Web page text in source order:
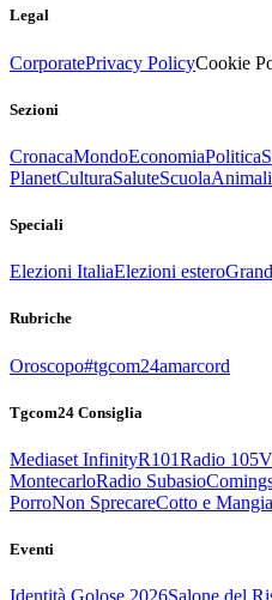
Legal
CorporatePrivacy PolicyCookie
Sezioni
CronacaMondoEconomiaPolitica
PlanetCulturaSaluteScuolaAnimali
Speciali
Elezioni ItaliaElezioni estero
Rubriche
Oroscopo#tgcom24amarcord
Tgcom24 Consiglia
Mediaset InfinityR101Radio 105
MontecarloRadio Subasio
PorroNon SprecareCotto e
Eventi